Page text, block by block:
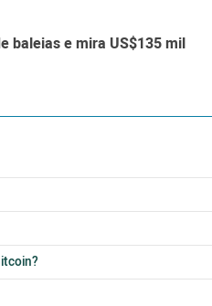
baleias e mira US$135 mil